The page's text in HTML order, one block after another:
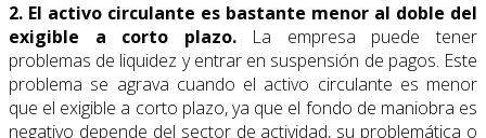
2. El activo circulante es bastante menor al doble del
exigible a corto plazo.La empresa puede tener
problemas de liquidez y entrar en suspensión de pagos. Este
problema se agrava cuando el activo circulante es menor
que el exigible a corto plazo, ya que el fondo de maniobra es
negativo depende del sector de actividad, su problemática o